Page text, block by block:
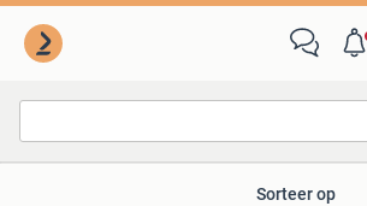
Sorteer op